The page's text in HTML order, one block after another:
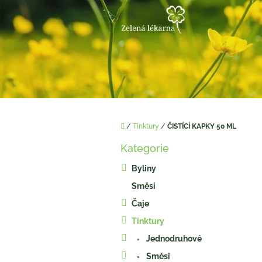
obsah
Domů
/ Tinktury / ČISTÍCÍ KAPKY 50 ML
Přeskočit
Kategorie
Byliny
Směsi
Čaje
Tinktury
Jednodruhové
Směsi